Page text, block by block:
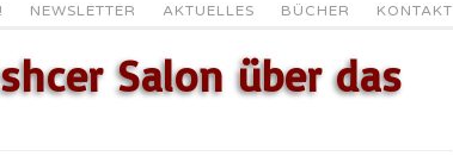
NEWSLETTER AKTUELLES BÜCHER KONTAKT
Salon über das